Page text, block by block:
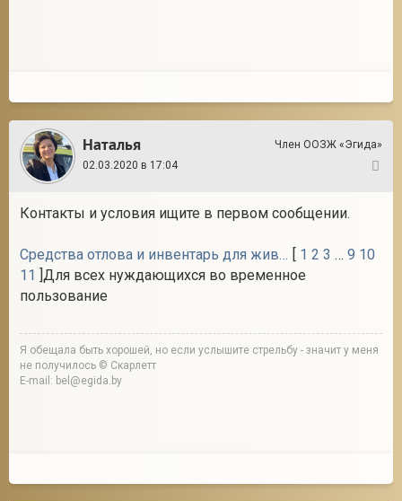
Наталья
Член ООЗЖ «Эгида»
02.03.2020 в 17:04
Контакты и условия ищите в первом сообщении.
Средства отлова и инвентарь для животных [ 1 2 3 … 9 10
11 ]Для всех нуждающихся во временное
пользование
Я обещала быть хорошей, но если услышите стрельбу - значит у меня
не получилось © Скарлетт
E-mail: bel@egida.by